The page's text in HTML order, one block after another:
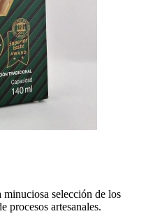
selección de los
procesos artesanales.